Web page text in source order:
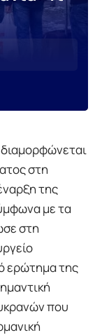
στη
της
με τα
στη
ερώτημα της
που